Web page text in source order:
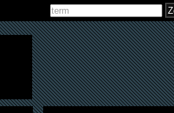
Zoekveld
Zoeken